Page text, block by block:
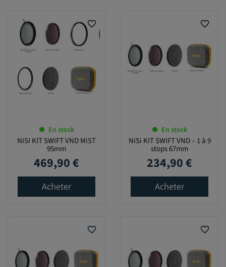
favorite_border
En stock
NISI KIT SWIFT VND MiST
95mm
Prix
469,90 €
Acheter
favorite_border
En stock
NiSi KIT SWIFT VND – 1 à 9
stops 67mm
Prix
234,90 €
Acheter
favorite_border favorite_border